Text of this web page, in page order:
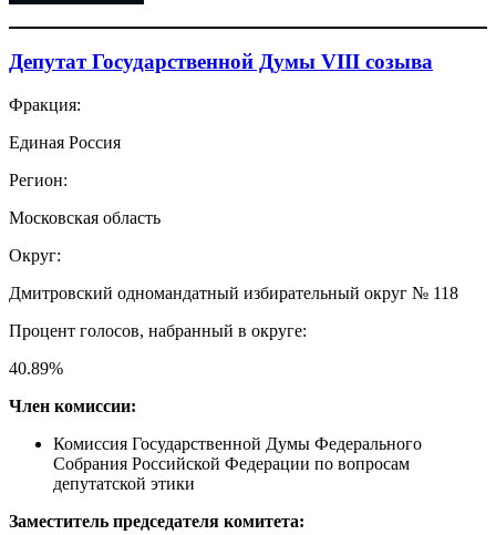
Депутат Государственной Думы VIII созыва
Фракция:
Единая Россия
Регион:
Московская область
Округ:
Дмитровский одномандатный избирательный округ № 118
Процент голосов, набранный в округе:
40.89%
Член комиссии:
Комиссия Государственной Думы Федерального
Собрания Российской Федерации по вопросам
депутатской этики
Заместитель председателя комитета: